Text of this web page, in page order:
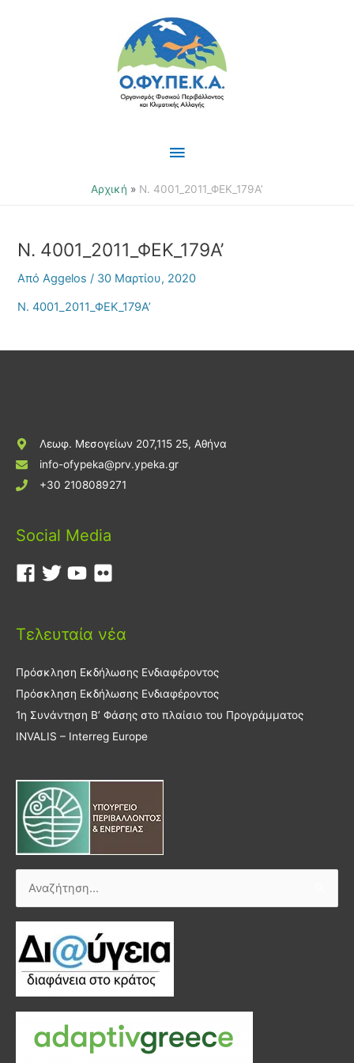
Κύριο
Μενού
Αρχική Ν. 4001_2011_ΦΕΚ_179Α’
Ν. 4001_2011_ΦΕΚ_179Α’
ΑπόAggelos/ 30 Μαρτίου, 2020
Ν. 4001_2011_ΦΕΚ_179Α’
Λεωφ. Μεσογείων 207,115 25, Αθήνα
info-ofypeka@prv.ypeka.gr
+30 2108089271
Social Media
Τελευταία νέα
Πρόσκληση Εκδήλωσης Ενδιαφέροντος
Πρόσκληση Εκδήλωσης Ενδιαφέροντος
1η Συνάντηση Β’ Φάσης στο πλαίσιο του Προγράμματος
INVALIS – Interreg Europe
Αναζήτηση